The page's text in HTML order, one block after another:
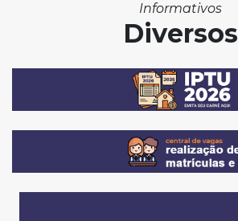
Informativos
Diversos